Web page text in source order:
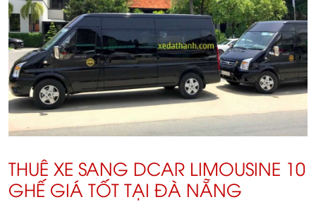
THUÊ XE SANG DCAR LIMOUSINE 10
GHẾ GIÁ TỐT TẠI ĐÀ NẴNG